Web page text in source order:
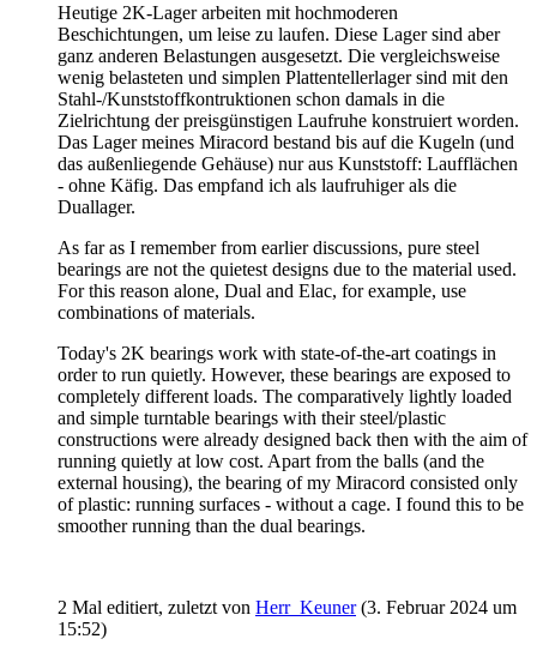
Heutige 2K-Lager arbeiten mit hochmoderen
Beschichtungen, um leise zu laufen. Diese Lager sind aber
ganz anderen Belastungen ausgesetzt. Die vergleichsweise
wenig belasteten und simplen Plattentellerlager sind mit den
Stahl-/Kunststoffkontruktionen schon damals in die
Zielrichtung der preisgünstigen Laufruhe konstruiert worden.
Das Lager meines Miracord bestand bis auf die Kugeln (und
das außenliegende Gehäuse) nur aus Kunststoff: Laufflächen
- ohne Käfig. Das empfand ich als laufruhiger als die
Duallager.
As far as I remember from earlier discussions, pure steel
bearings are not the quietest designs due to the material used.
For this reason alone, Dual and Elac, for example, use
combinations of materials.
Today's 2K bearings work with state-of-the-art coatings in
order to run quietly. However, these bearings are exposed to
completely different loads. The comparatively lightly loaded
and simple turntable bearings with their steel/plastic
constructions were already designed back then with the aim of
running quietly at low cost. Apart from the balls (and the
external housing), the bearing of my Miracord consisted only
of plastic: running surfaces - without a cage. I found this to be
smoother running than the dual bearings.
2 Mal editiert, zuletzt von Herr_Keuner(3. Februar 2024 um
15:52)